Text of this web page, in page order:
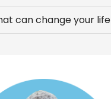
can change your life